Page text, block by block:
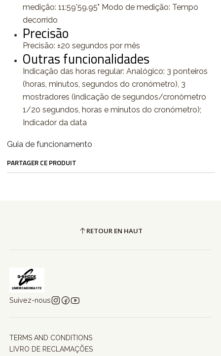
medição: 11:59'59.95" Modo de medição: Tempo
decorrido
Precisão
Precisão: ±20 segundos por mês
Outras funcionalidades
Indicação das horas regular: Analógico: 3 ponteiros
(horas, minutos, segundos do cronómetro), 3
mostradores (indicação de segundos/cronómetro
1/20 segundos, horas e minutos do cronómetro);
Indicador da data
Guia de funcionamento
PARTAGER CE PRODUIT
RETOUR EN HAUT
Suivez-nous
TERMS AND CONDITIONS
LIVRO DE RECLAMAÇÕES